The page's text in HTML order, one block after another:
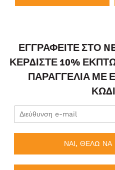
ΕΓΓΡΑΦΕΊΤΕ ΣΤΟ
ΚΕΡΔΊΣΤΕ 10%
ΠΑΡΑΓΓΕΛΊΑ ΜΕ
ΝΑΙ, ΘΕΛΩ ΝΑ